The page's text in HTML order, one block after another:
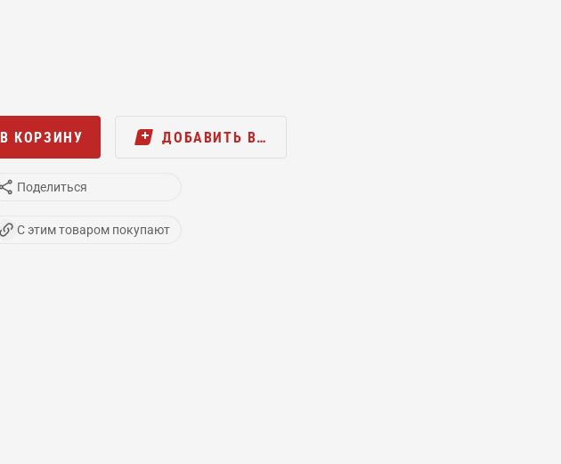
В КОРЗИНУ ДОБАВИТЬ В…
Поделиться
С этим товаром покупают